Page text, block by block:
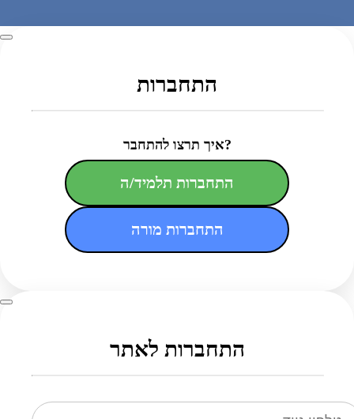
התחברות
איך תרצו להתחבר?
התחברות תלמיד/ה
התחברות מורה
התחברות לאתר